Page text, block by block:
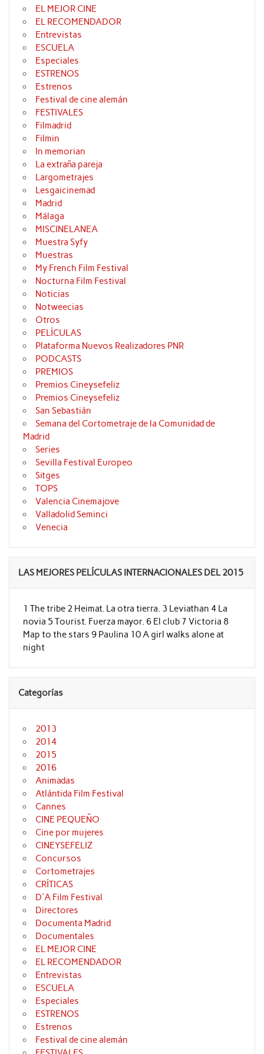
EL MEJOR CINE
EL RECOMENDADOR
Entrevistas
ESCUELA
Especiales
ESTRENOS
Estrenos
Festival de cine alemán
FESTIVALES
Filmadrid
Filmin
In memorian
La extraña pareja
Largometrajes
Lesgaicinemad
Madrid
Málaga
MISCINELANEA
Muestra Syfy
Muestras
My French Film Festival
Nocturna Film Festival
Noticias
Notweecias
Otros
PELÍCULAS
Plataforma Nuevos Realizadores PNR
PODCASTS
PREMIOS
Premios Cineysefeliz
Premios Cineysefeliz
San Sebastián
Semana del Cortometraje de la Comunidad de
Madrid
Series
Sevilla Festival Europeo
Sitges
TOPS
Valencia Cinemajove
Valladolid Seminci
Venecia
LAS MEJORES PELÍCULAS INTERNACIONALES DEL 2015
1 The tribe 2 Heimat. La otra tierra. 3 Leviathan 4 La
novia 5 Tourist. Fuerza mayor. 6 El club 7 Victoria 8
Map to the stars 9 Paulina 10 A girl walks alone at
night
Categorías
2013
2014
2015
2016
Animadas
Atlántida Film Festival
Cannes
CINE PEQUEÑO
Cine por mujeres
CINEYSEFELIZ
Concursos
Cortometrajes
CRÍTICAS
D'A Film Festival
Directores
Documenta Madrid
Documentales
EL MEJOR CINE
EL RECOMENDADOR
Entrevistas
ESCUELA
Especiales
ESTRENOS
Estrenos
Festival de cine alemán